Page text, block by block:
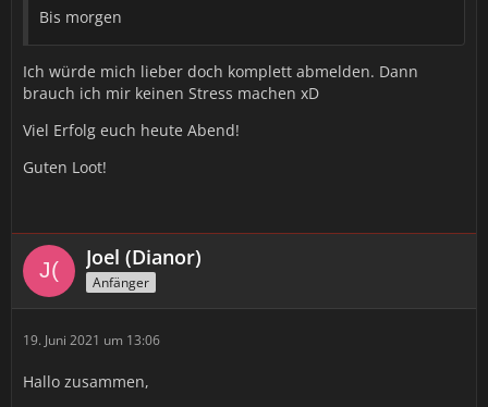
Bis morgen
Ich würde mich lieber doch komplett abmelden. Dann
brauch ich mir keinen Stress machen xD
Viel Erfolg euch heute Abend!
Guten Loot!
Joel (Dianor)
Anfänger
19. Juni 2021 um 13:06
Hallo zusammen,